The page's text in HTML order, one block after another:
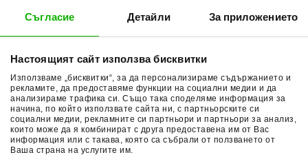
Съгласие Детайли За приложението
Настоящият сайт използва бисквитки
Използваме „бисквитки“, за да персонализираме съдържанието и
рекламите, да предоставяме функции на социални медии и да
анализираме трафика си. Също така споделяме информация за
начина, по който използвате сайта ни, с партньорските си
социални медии, рекламните си партньори и партньори за анализ,
които може да я комбинират с друга предоставена им от Вас
информация или с такава, която са събрали от ползването от
Ваша страна на услугите им.
Методи доставка
Начини плащане
Връщане на стока
Общи условия
Поверителност
Политика за бисквитки
Ботуши за мотор
Гуми за мотор
Очила за мотор
Раници за мотор
Ръкавици за мотор
Части за мотор